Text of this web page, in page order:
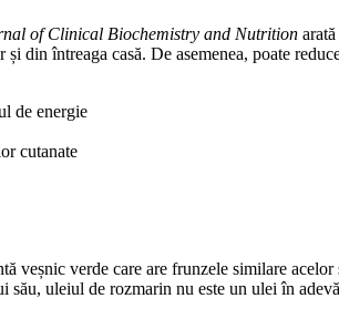
of Clinical Biochemistry and Nutrition
din întreaga casă. De asemenea, poate
de energie
cutanate
veșnic verde care are frunzele similare
uleiul de rozmarin nu este un ulei în